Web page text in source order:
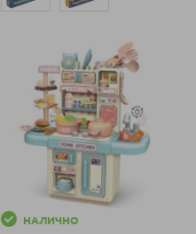
НАЛИЧНО